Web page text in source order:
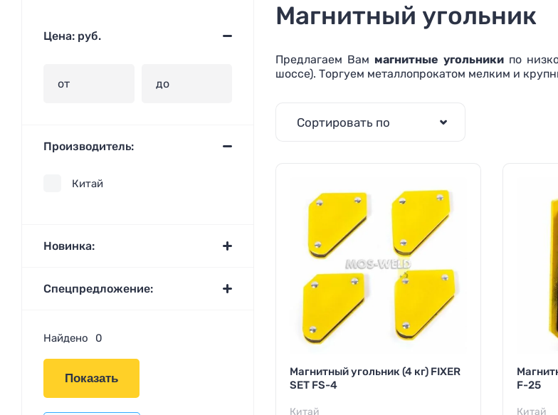
Цена: руб.
Производитель:
Китай
Новинка:
Спецпредложение:
Найдено 0
Показать
Магнитный угольник
Предлагаем Вам магнитные угольникипо
шоссе). Торгуем металлопрокатом мелким и
Сортировать по
Магнитный угольник (4 кг) FIXER
SET FS-4
Китай
F-25
Китай